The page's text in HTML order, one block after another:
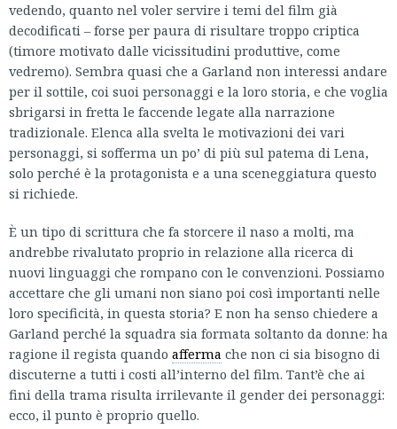
vedendo, quanto nel voler servire i temi del film già
decodificati – forse per paura di risultare troppo criptica
(timore motivato dalle vicissitudini produttive, come
vedremo). Sembra quasi che a Garland non interessi andare
per il sottile, coi suoi personaggi e la loro storia, e che voglia
sbrigarsi in fretta le faccende legate alla narrazione
tradizionale. Elenca alla svelta le motivazioni dei vari
personaggi, si sofferma un po’ di più sul patema di Lena,
solo perché è la protagonista e a una sceneggiatura questo
si richiede.
È un tipo di scrittura che fa storcere il naso a molti, ma
andrebbe rivalutato proprio in relazione alla ricerca di
nuovi linguaggi che rompano con le convenzioni. Possiamo
accettare che gli umani non siano poi così importanti nelle
loro specificità, in questa storia? E non ha senso chiedere a
Garland perché la squadra sia formata soltanto da donne: ha
ragione il regista quando afferma che non ci sia bisogno di
discuterne a tutti i costi all’interno del film. Tant’è che ai
fini della trama risulta irrilevante il gender dei personaggi:
ecco, il punto è proprio quello.